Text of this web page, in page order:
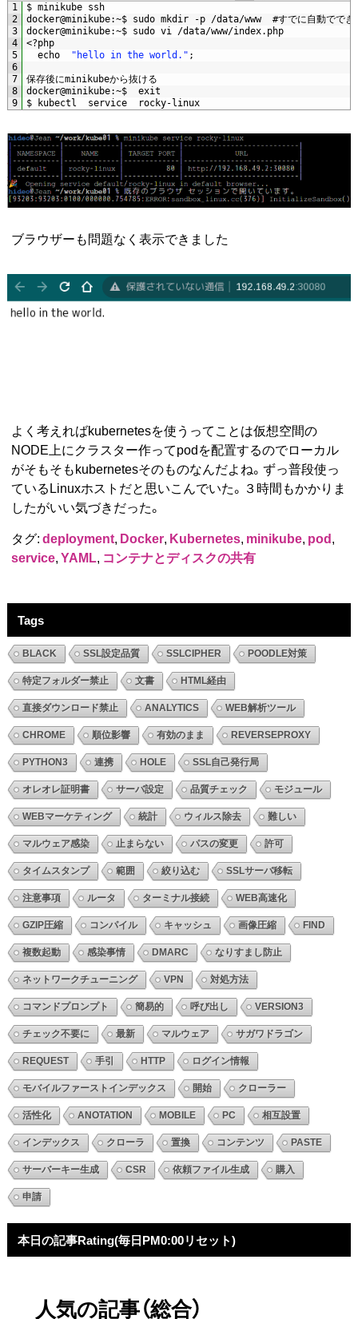
1
2
3
4
5
6
7
8
9
$ minikube ssh
docker@minikube:~$ sudo mkdir -p /data/www
#すでに自動でで
docker@minikube:~$ sudo vi /data/www/index. php
<?php
echo
"hello in the world." ;
保存後にminikubeから抜ける
docker@minikube:~$
exit
$
kubectl service rocky-linux
ブラウザーも問題なく表示できました
よく考えればkubernetesを使うってことは仮想空間の
NODE上にクラスター作ってpodを配置するのでローカル
がそもそもkubernetesそのものなんだよね。ずっ普段使っ
ているLinuxホストだと思いこんでいた。３時間もかかりま
したがいい気づきだった。
タグ:deployment, Docker, Kubernetes, minikube, pod,
service,YAML, コンテナとディスクの共有
Tags
BLACK SSL設定品質 SSLCIPHER POODLE対策
特定フォルダー禁止 文書 HTML経由
直接ダウンロード禁止 ANALYTICS WEB解析ツール
CHROME 順位影響 有効のまま REVERSEPROXY
PYTHON3 連携 HOLE SSL自己発行局
オレオレ証明書 サーバ設定 品質チェック モジュール
WEBマーケティング 統計 ウィルス除去 難しい
マルウェア感染 止まらない パスの変更 許可
タイムスタンプ 範囲 絞り込む SSLサーバ移転
注意事項 ルータ ターミナル接続 WEB高速化
GZIP圧縮 コンパイル キャッシュ 画像圧縮 FIND
複数起動 感染事情 DMARC なりすまし防止
ネットワークチューニング VPN 対処方法
コマンドプロンプト 簡易的 呼び出し VERSION3
チェック不要に 最新 マルウェア サガワドラゴン
REQUEST 手引 HTTP ログイン情報
モバイルファーストインデックス 開始 クローラー
活性化 ANOTATION MOBILE PC 相互設置
インデックス クローラ 置換 コンテンツ PASTE
サーバーキー生成 CSR 依頼ファイル生成 購入
申請
本日の記事Rating(毎日PM0:00リセット)
人気の記事（総合）